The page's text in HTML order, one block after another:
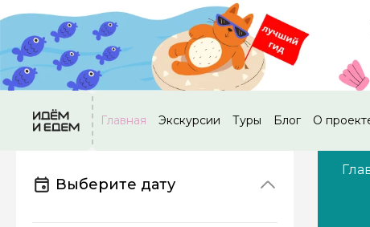
Главная Экскурсии Туры Блог О
Выберите дату